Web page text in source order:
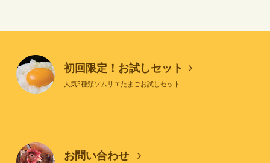
初回限定！お試しセット
人気5種類ソムリエたまごお試しセット
お問い合わせ